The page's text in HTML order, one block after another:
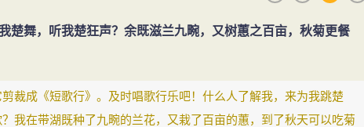
楚舞，听我楚狂声？余既滋兰九畹，又树蕙之百亩，秋菊更餐
裁成《短歌行》。及时唱歌行乐吧！什么人了解我，来为我跳楚
我在带湖既种了九畹的兰花，又栽了百亩的蕙，到了秋天可以吃菊